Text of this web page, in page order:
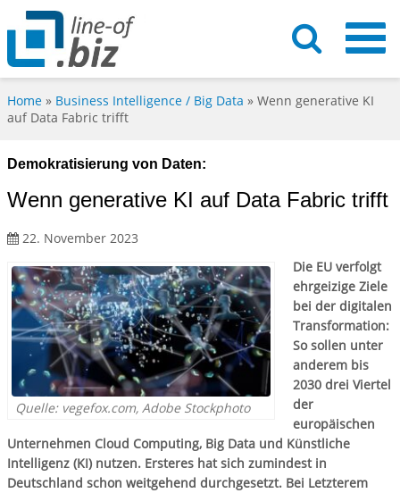
Home » Business Intelligence / Big Data » Wenn generative KI
auf Data Fabric trifft
Demokratisierung von Daten:
Wenn generative KI auf Data Fabric trifft
22. November 2023
Quelle: vegefox.com, Adobe Stockphoto
Die EU verfolgt
ehrgeizige Ziele
bei der digitalen
Transformation:
So sollen unter
anderem bis
2030 drei Viertel
der
europäischen
Unternehmen Cloud Computing, Big Data und Künstliche
Intelligenz (KI) nutzen. Ersteres hat sich zumindest in
Deutschland schon weitgehend durchgesetzt. Bei Letzterem